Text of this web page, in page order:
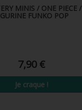
MINIS / ONE PIECE /
FUNKO POP
7,90 €
Je craque !